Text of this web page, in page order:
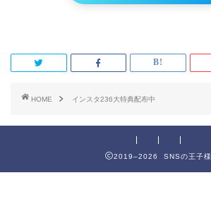
HOME インスタ236大特典配布中
2019–2026 SNSの王子様